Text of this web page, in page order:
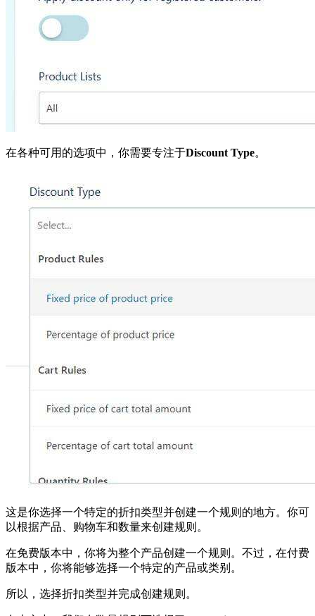
在各种可用的选项中，你需要专注于Discount Type。
这是你选择一个特定的折扣类型并创建一个规则的地方。你可
以根据产品、购物车和数量来创建规则。
在免费版本中，你将为整个产品创建一个规则。不过，在付费
版本中，你将能够选择一个特定的产品或类别。
所以，选择折扣类型并完成创建规则。